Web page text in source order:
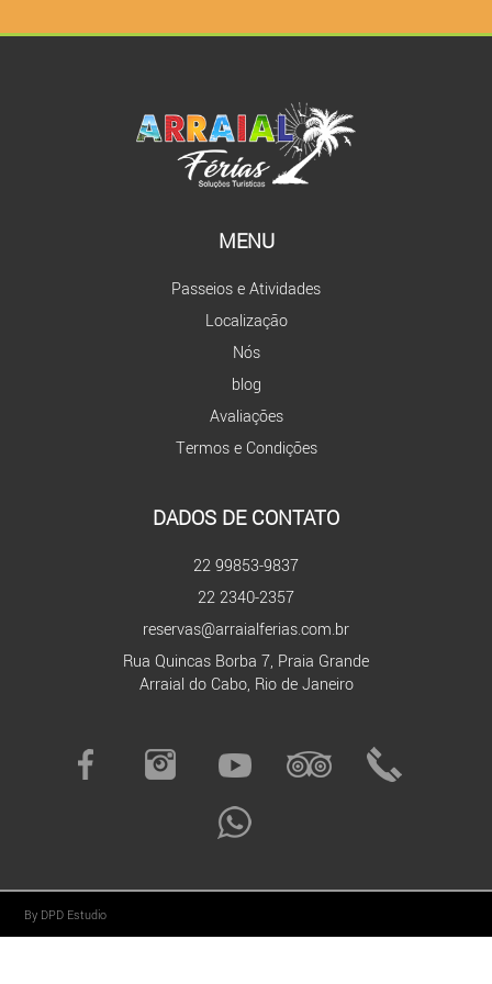
MENU
Passeios e Atividades
Localização
Nós
blog
Avaliações
Termos e Condições
DADOS DE CONTATO
22 99853-9837
22 2340-2357
reservas@arraialferias.com.br
Rua Quincas Borba 7, Praia Grande
Arraial do Cabo, Rio de Janeiro
By DPD Estudio